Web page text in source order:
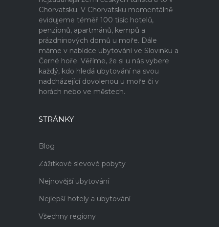
Chorvatsku. V Chorvatsku momentálně
evidujeme téměř 100 tisíc hotelů,
penzionů, apartmánů, kempů a
prázdninových domů u moře. Dále
máme v nabídce ubytování ve Slovinku a
Černé hoře. Věříme, že si u nás vybere
každý, kdo hledá ubytování na svou
nadcházející dovolenou u moře či v
horách nebo ve městech.
STRÁNKY
Blog
Zážitkové slevové pobyty
Nejnovější ubytování
Nejlepší hotely a ubytování
Všechny regiony